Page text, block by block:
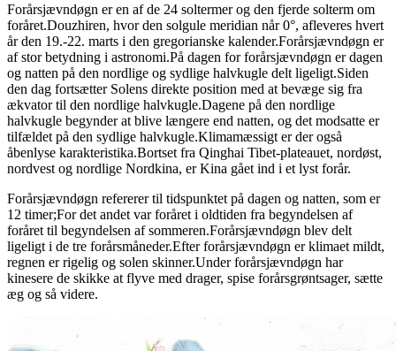
Forårsjævndøgn er en af ​​de 24 soltermer og den fjerde solterm om
foråret.Douzhiren, hvor den solgule meridian når 0°, afleveres hvert
år den 19.-22. marts i den gregorianske kalender.Forårsjævndøgn er
af stor betydning i astronomi.På dagen for forårsjævndøgn er dagen
og natten på den nordlige og sydlige halvkugle delt ligeligt.Siden
den dag fortsætter Solens direkte position med at bevæge sig fra
ækvator til den nordlige halvkugle.Dagene på den nordlige
halvkugle begynder at blive længere end natten, og det modsatte er
tilfældet på den sydlige halvkugle.Klimamæssigt er der også
åbenlyse karakteristika.Bortset fra Qinghai Tibet-plateauet, nordøst,
nordvest og nordlige Nordkina, er Kina gået ind i et lyst forår.
Forårsjævndøgn refererer til tidspunktet på dagen og natten, som er
12 timer;For det andet var foråret i oldtiden fra begyndelsen af ​​
foråret til begyndelsen af ​​sommeren.Forårsjævndøgn blev delt
ligeligt i de tre forårsmåneder.Efter forårsjævndøgn er klimaet mildt,
regnen er rigelig og solen skinner.Under forårsjævndøgn har
kinesere de skikke at flyve med drager, spise forårsgrøntsager, sætte
æg og så videre.